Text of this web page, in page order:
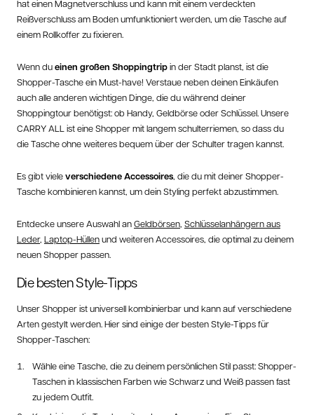
hat einen Magnetverschluss und kann mit einem verdeckten
Reißverschluss am Boden umfunktioniert werden, um die Tasche auf
einem Rollkoffer zu fixieren.
Wenn dueinen großen Shoppingtripin der Stadt planst, ist die
Shopper-Tasche ein Must-have! Verstaue neben deinen Einkäufen
auch alle anderen wichtigen Dinge, die du während deiner
Shoppingtour benötigst: ob Handy, Geldbörse oder Schlüssel. Unsere
CARRY ALL ist eine Shopper mit langem schulterriemen, so dass du
die Tasche ohne weiteres bequem über der Schulter tragen kannst.
Es gibt vieleverschiedene Accessoires, die du mit deiner Shopper-
Tasche kombinieren kannst, um dein Styling perfekt abzustimmen.
Entdecke unsere Auswahl anGeldbörsen, Schlüsselanhängern aus
Leder, Laptop-Hüllenund weiteren Accessoires, die optimal zu deinem
neuen Shopper passen.
Die besten Style-Tipps
Unser Shopper ist universell kombinierbar und kann auf verschiedene
Arten gestylt werden. Hier sind einige der besten Style-Tipps für
Shopper-Taschen:
Wähle eine Tasche, die zu deinem persönlichen Stil passt:Shopper-
Taschen in klassischen Farben wie Schwarz und Weißpassen fast
zu jedem Outfit.